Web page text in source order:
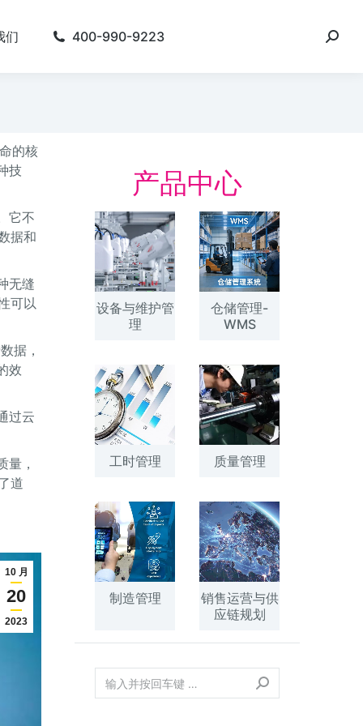
们 400-990-9223
的核
技
它不
据和
无缝
可以
据，
效
过云
量，
道
10 月
20
2023
产品中心
设备与维护管
理
仓储管理-
WMS
工时管理 质量管理
制造管理
销售运营与供
应链规划